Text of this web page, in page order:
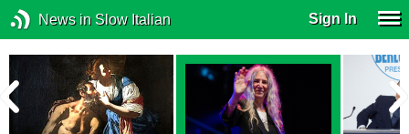
News in Slow Italian Sign In